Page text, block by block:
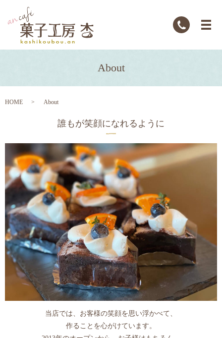
About
HOME About
誰もが笑顔になれるように
当店では、お客様の笑顔を思い浮かべて、
作ることを心がけています。